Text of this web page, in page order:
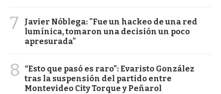
7
Javier Nóblega: "Fue un hackeo de una red
lumínica, tomaron una decisión un poco
apresurada"
8
“Esto que pasó es raro”: Evaristo González
tras la suspensión del partido entre
Montevideo City Torque y Peñarol